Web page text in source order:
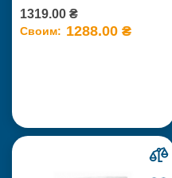
1319.00 ₴
Своим: 1288.00 ₴